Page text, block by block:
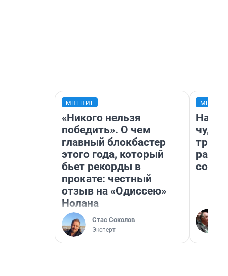
МНЕНИЕ
«Никого нельзя
победить». О чем
главный блокбастер
этого года, который
бьет рекорды в
прокате: честный
отзыв на «Одиссею»
Нолана
Стас Соколов
Эксперт